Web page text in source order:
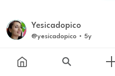
yesicadopico
@yesicadopico · 5y
Tiene forma de montaña